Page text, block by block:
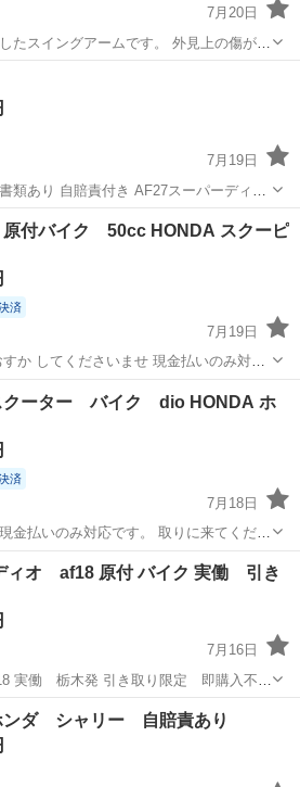
7月20日
たスイングアームです。 外見上の傷が多
トックやレストア用にいかがですか？ 有
】 ホンダ 【車
7月19日
付き AF27スーパーディオ
整備内容】 ・純正
スーパーディオ
付バイク 50cc HONDA スクーピ
済
7月19日
か してくださいませ 現金払いのみ対応
ホンダ
ーター バイク dio HONDA ホ
済
7月18日
金払いのみ対応です。 取りに来てくださ
動かないです。 ジャンクにて。
HONDA
オ af18 原付 バイク 実働 引き
7月16日
実働 栃木発 引き取り限定 即購入不
願いします。 v8チャンバー付き 速いで
でお願いします
ホンダ
ダ シャリー 自賠責あり